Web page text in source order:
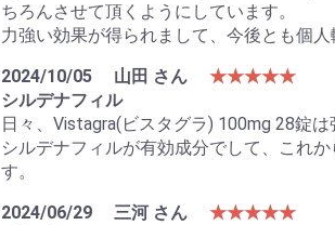
ちろんさせて頂くようにしています。
力強い効果が得られまして、今後とも個
2024/10/05
山田 さん
★★★★★
シルデナフィル
日々、Vistagra(ビスタグラ) 100mg 28錠
シルデナフィルが有効成分でして、これ
す。
2024/06/29
三河 さん
★★★★★